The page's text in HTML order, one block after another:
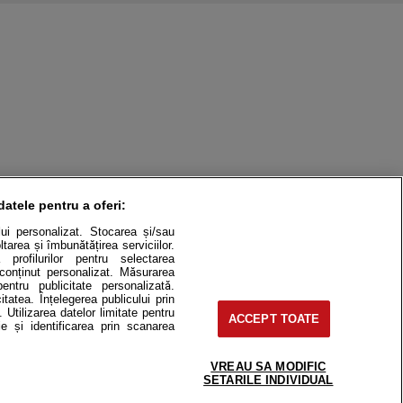
Cât costă?
pentru a oferi:
personalizat. Stocarea și/sau
și îmbunătățirea serviciilor.
profilurilor pentru selectarea
personalizat. Măsurarea
publicitate personalizată.
Înțelegerea publicului prin
datelor limitate pentru
și identificarea prin scanarea
ACCEPT TOATE
VREAU SA MODIFIC
SETARILE INDIVIDUAL